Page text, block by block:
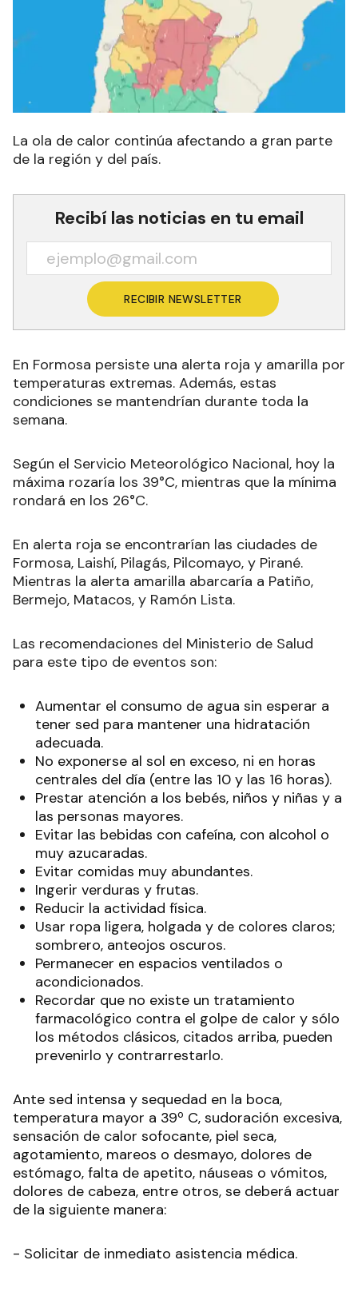
La ola de calor continúa afectando a gran parte
de la región y del país.
Recibí las noticias en tu email
RECIBIR NEWSLETTER
En Formosa persiste una alerta roja y amarilla por
temperaturas extremas. Además, estas
condiciones se mantendrían durante toda la
semana.
Según el Servicio Meteorológico Nacional, hoy la
máxima rozaría los 39°C, mientras que la mínima
rondará en los 26°C.
En alerta roja se encontrarían las ciudades de
Formosa, Laishí, Pilagás, Pilcomayo, y Pirané.
Mientras la alerta amarilla abarcaría a Patiño,
Bermejo, Matacos, y Ramón Lista.
Las recomendaciones del Ministerio de Salud
para este tipo de eventos son:
Aumentar el consumo de agua sin esperar a
tener sed para mantener una hidratación
adecuada.
No exponerse al sol en exceso, ni en horas
centrales del día (entre las 10 y las 16 horas).
Prestar atención a los bebés, niños y niñas y a
las personas mayores.
Evitar las bebidas con cafeína, con alcohol o
muy azucaradas.
Evitar comidas muy abundantes.
Ingerir verduras y frutas.
Reducir la actividad física.
Usar ropa ligera, holgada y de colores claros;
sombrero, anteojos oscuros.
Permanecer en espacios ventilados o
acondicionados.
Recordar que no existe un tratamiento
farmacológico contra el golpe de calor y sólo
los métodos clásicos, citados arriba, pueden
prevenirlo y contrarrestarlo.
Ante sed intensa y sequedad en la boca,
temperatura mayor a 39º C, sudoración excesiva,
sensación de calor sofocante, piel seca,
agotamiento, mareos o desmayo, dolores de
estómago, falta de apetito, náuseas o vómitos,
dolores de cabeza, entre otros, se deberá actuar
de la siguiente manera:
- Solicitar de inmediato asistencia médica.